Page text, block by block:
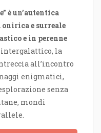
è un’autentica
onirica e surreale
e in perenne
intergalattico, la
all’incontro
enigmatici,
senza
mondi